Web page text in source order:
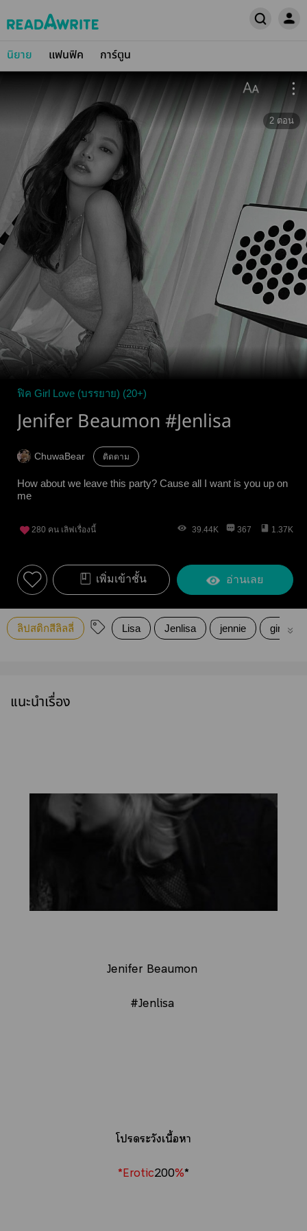
นิยาย แฟนฟิค การ์ตูน
2 ตอน
ฟิค Girl Love (บรรยาย) (20+)
Jenifer Beaumon #Jenlisa
ChuwaBear ติดตาม
How about we leave this party? Cause all I want is you up on
me
280 คน เลิฟเรื่องนี้ 39.44K 367 1.37K
เพิ่มเข้าชั้น อ่านเลย
ลิปสติกสีลิลลี่ Lisa Jenlisa jennie girl love
แนะนำเรื่อง
Jenifer Beaumon
#Jenlisa
โระวังเนื้อา
*Erotic200%*